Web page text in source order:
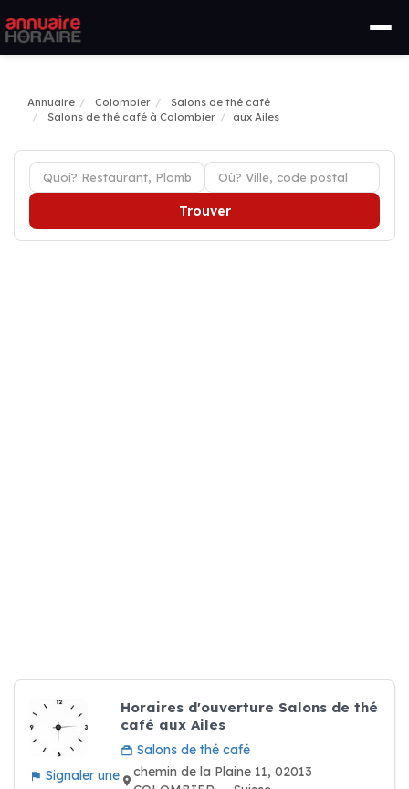
Annuaire Colombier
Salons de thé café
Salons de thé café à Colombier
aux Ailes
Trouver
Signaler une
Horaires d'ouverture Salons de thé
café aux Ailes
Salons de thé café
chemin de la Plaine 11, 02013